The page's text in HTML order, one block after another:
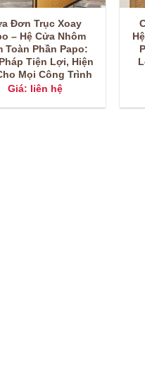
Đơn Trục Xoay
– Hệ Cửa Nhôm
Toàn Phần Papo:
Tiện Lợi, Hiện
Mọi Công Trình
Giá: liên hệ